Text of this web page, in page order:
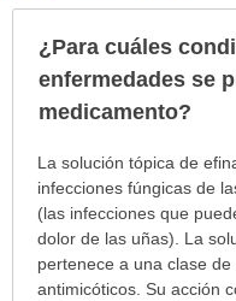
¿Para cuáles
enfermedades se
medicamento?
¿Para
cuáles
condiciones
enfermedades
La solución tópica de
infecciones fúngicas de
(las infecciones que
dolor de las uñas). La
pertenece a una clase
antimicóticos. Su acción